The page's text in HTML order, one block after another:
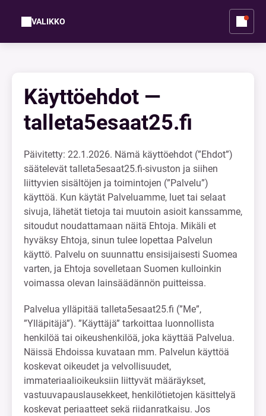
VALIKKO
Käyttöehdot —
talleta5esaat25.fi
Päivitetty: 22.1.2026. Nämä käyttöehdot (”Ehdot”)
säätelevät talleta5esaat25.fi-sivuston ja siihen
liittyvien sisältöjen ja toimintojen (”Palvelu”)
käyttöä. Kun käytät Palveluamme, luet tai selaat
sivuja, lähetät tietoja tai muutoin asioit kanssamme,
sitoudut noudattamaan näitä Ehtoja. Mikäli et
hyväksy Ehtoja, sinun tulee lopettaa Palvelun
käyttö. Palvelu on suunnattu ensisijaisesti Suomea
varten, ja Ehtoja sovelletaan Suomen kulloinkin
voimassa olevan lainsäädännön puitteissa.
Palvelua ylläpitää talleta5esaat25.fi (”Me”,
”Ylläpitäjä”). ”Käyttäjä” tarkoittaa luonnollista
henkilöä tai oikeushenkilöä, joka käyttää Palvelua.
Näissä Ehdoissa kuvataan mm. Palvelun käyttöä
koskevat oikeudet ja velvollisuudet,
immateriaalioikeuksiin liittyvät määräykset,
vastuuvapauslausekkeet, henkilötietojen käsittelyä
koskevat periaatteet sekä riidanratkaisu. Jos